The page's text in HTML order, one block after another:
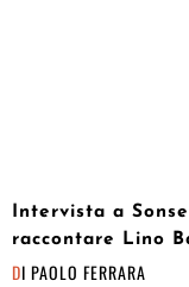
Intervista a
raccontare Lino
DI PAOLO FERRARA